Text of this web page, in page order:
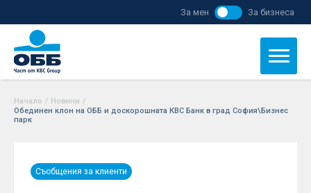
За мен За бизнеса
Начало / Новини /
Обединен клон на ОББ и доскорошната КBC Банк в град София\Бизнес
парк
Съобщения за клиенти